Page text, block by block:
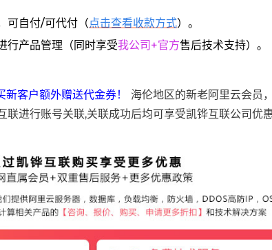
可自付/可代付（点击查看收款方式）。
行产品管理（同时享受我公司+官方售后技术支持）。
新客户额外赠送代金券！ 海伦地区的新老阿里云会员
联进行账号关联,关联成功后均可享受凯铧互联公司优